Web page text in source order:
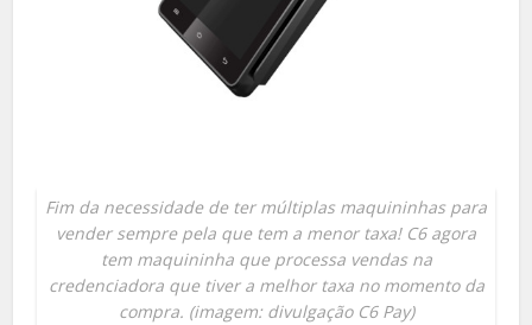
Fim da necessidade de ter múltiplas maquininhas para
vender sempre pela que tem a menor taxa! C6 agora
tem maquininha que processa vendas na
credenciadora que tiver a melhor taxa no momento da
compra. (imagem: divulgação C6 Pay)